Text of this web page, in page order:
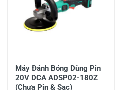
Máy Đánh Bóng Dùng Pin
20V DCA ADSP02-180Z
(Chưa Pin & Sạc)